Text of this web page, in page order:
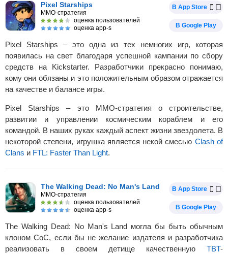
Pixel Starships
MMO-стратегия
оценка пользователей
оценка app-s
В App Store
В Google Play
Pixel Starships – это одна из тех немногих игр, которая
появилась на свет благодаря успешной кампании по сбору
средств на Kickstarter. Разработчики прекрасно понимаю,
кому они обязаны и это положительным образом отражается
на качестве и балансе игры.
Pixel Starships – это MMO-стратегия о строительстве,
развитии и управлении космическим кораблем и его
командой. В наших руках каждый аспект жизни звездолета. В
некоторой степени, игрушка является некой смесью Clash of
Clans и FTL: Faster Than Light.
The Walking Dead: No Man's Land
MMO-стратегия
оценка пользователей
оценка app-s
В App Store
В Google Play
The Walking Dead: No Man's Land могла бы быть обычным
клоном CoC, если бы не желание издателя и разработчика
реализовать в своем детище качественную TBT-